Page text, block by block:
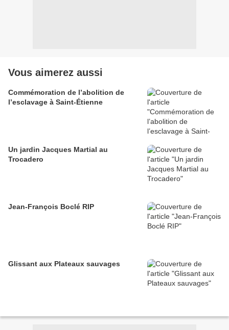
Vous aimerez aussi
Commémoration de l’abolition de
l’esclavage à Saint-Étienne
Un jardin Jacques Martial au
Trocadero
Jean-François Boclé RIP
Glissant aux Plateaux sauvages